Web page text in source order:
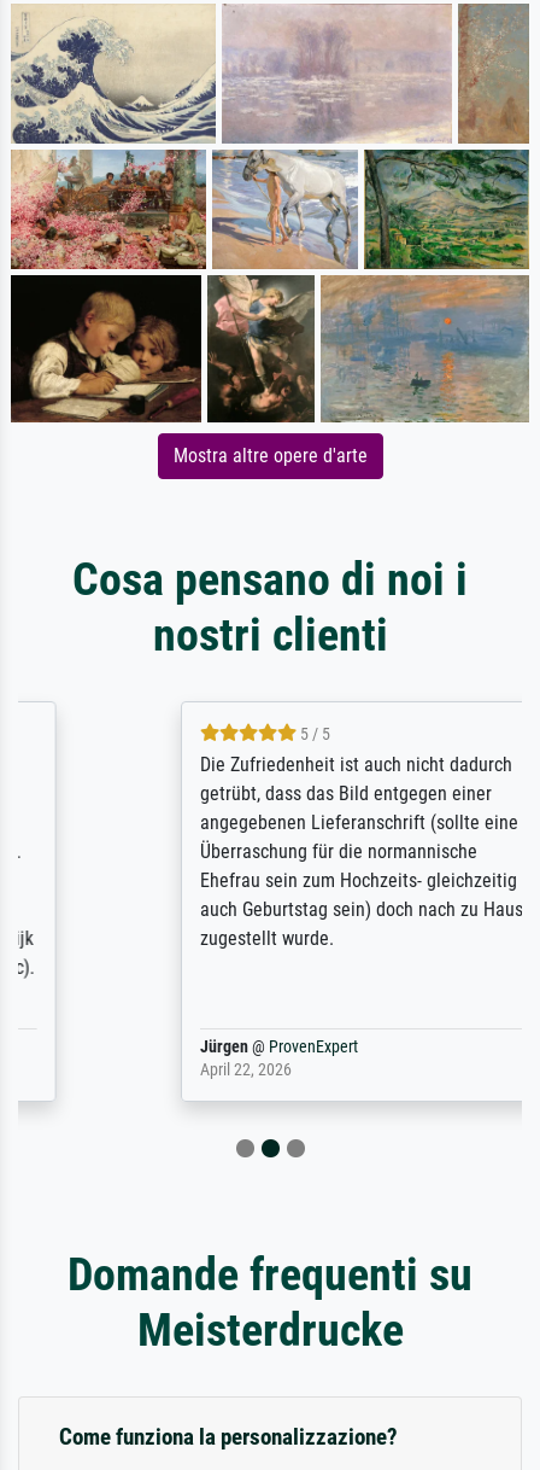
Mostra altre opere d'arte
Cosa pensano di noi i
nostri clienti
5 / 5
Die Zufriedenheit ist auch nicht dadurch
getrübt, dass das Bild entgegen einer
angegebenen Lieferanschrift (sollte eine
Überraschung für die normannische
Ehefrau sein zum Hochzeits- gleichzeitig
auch Geburtstag sein) doch nach zu Hause
zugestellt wurde.
ProvenExpert
Domande frequenti su
Meisterdrucke
Come funziona la personalizzazione?